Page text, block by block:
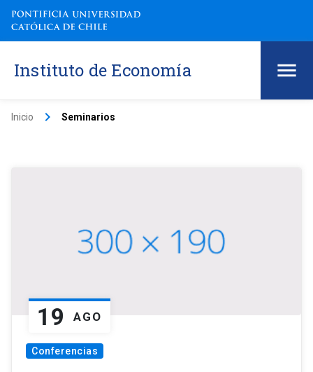
Instituto de Economía
Inicio keyboard_arrow_right Seminarios
19 AGO
Conferencias